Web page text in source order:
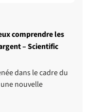
comprendre les
– Scientific
dans le cadre du
nouvelle